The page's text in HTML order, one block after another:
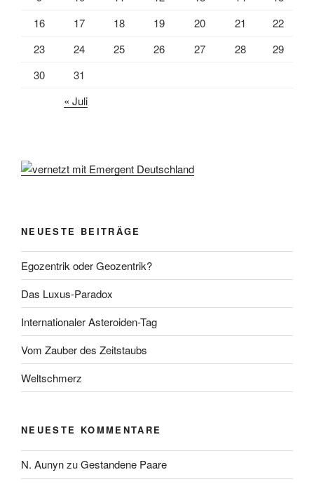
16
17 18 19 20 21
22
23
24 25 26 27 28
29
30
31
« Juli
NEUESTE BEITRÄGE
Egozentrik oder Geozentrik?
Das Luxus-Paradox
Internationaler Asteroiden-Tag
Vom Zauber des Zeitstaubs
Weltschmerz
NEUESTE KOMMENTARE
N. AunynzuGestandene Paare